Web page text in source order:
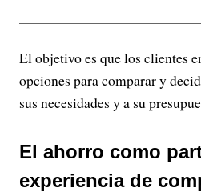
El objetivo es que los clientes
opciones para comparar y
sus necesidades y a su
El ahorro como
experiencia de